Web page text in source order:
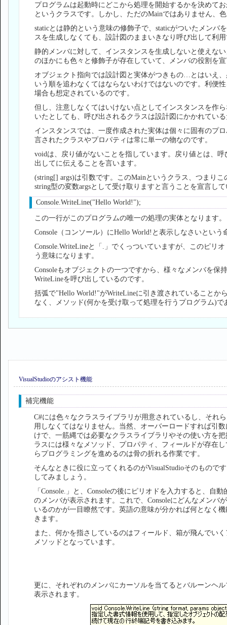
プログラムは起動時にどこから処理を開始するかを決めて
というクラスです。しかし、ただのMainではありません、
staticとは静的という意味の修飾子で、staticがついたメンバ
スを生成しなくても、設計図のままいきなり呼び出して利
静的メンバに対して、インスタンスを生成しないと使えな
のほかにも色々と修飾子が存在していて、メンバの役割を
オブジェクト指向では設計図と実体がつきもの…とはいえ
いう順を追わなくてはならないわけではないのです。利便
場合も想定されているのです。
但し、注意しなくてはいけない点としてインスタンスを作
いたとしても、呼び出されるクラスは設計図にかかれてい
インスタンスでは、一度作成された実体は個々に固有のプ
言されたクラスやプロパティは常に単一の物なのです。
voidは、戻り値がないことを指しています。戻り値とは、
出してに伝えることを言います。
(string[] args)は引数です。このMainというクラス、つまり
string型の変数argsとして受け取りますと言うことを宣言し
Console.WriteLine("Hello World!");
この一行がこのプログラムの唯一の処理の実体となります。
Console（コンソール）にHello World!と表示しなさいという
Console.WriteLineと「.」でくっついていますが、このピリ
う意味になります。
Consoleもオブジェクトの一つですから、様々なメンバを保
WriteLineを呼び出しているのです。
括弧で"Hello World!"がWriteLineに引き渡されていることか
なく、メソッド(何かを受け取って処理を行うプログラム)で
VisualStudioのアシスト機能
補完機能
C#には色々なクラスライブラリが用意されているし、それ
用しなくてはなりません。当然、オーバーロードすれば引
けで、一筋縄では必要なクラスライブラリやその使い方を
ラスには様々なメソッド、プロパティ、フィールドが存在
らプログラミングを進めるのは骨の折れる作業です。
そんなときに役に立ってくれるのがVisualStudioそのもので
してみましょう。
「Console.」と、Consoleの後にピリオドを入力すると、自動
のメンバが表示されます。これで、Consoleにどんなメンバ
いるのかが一目瞭然です。英語の意味が分かれば何となく
きます。
また、何かを指さしているのはフィールド、箱が飛んでい
メソッドとなっています。
更に、それぞれのメンバにカーソルを当てるとバルーンヘ
表示されます。